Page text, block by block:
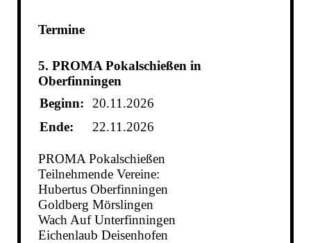
Termine
5. PROMA Pokalschießen in
Oberfinningen
Beginn:
20.11.2026
Ende:
22.11.2026
PROMA Pokalschießen
Teilnehmende Vereine:
Hubertus Oberfinningen
Goldberg Mörslingen
Wach Auf Unterfinningen
Eichenlaub Deisenhofen